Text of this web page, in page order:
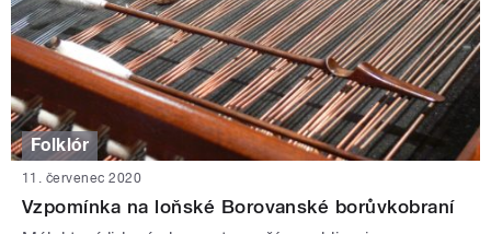
Folklór
11. červenec 2020
Vzpomínka na loňské Borovanské borůvkobraní